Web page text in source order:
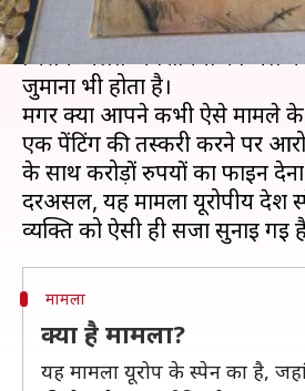
आए दिन तस्करी के कई मामले
जिसके चलते अपराधियों को जेल
जुर्माना भी होता है।
मगर क्या आपने कभी ऐसे मामले के
एक पेंटिंग की तस्करी करने पर
के साथ करोड़ों रुपयों का फाइन देना
दरअसल, यह मामला यूरोपीय देश
मामला
क्या है मामला?
यह मामला यूरोप के स्पेन का है,